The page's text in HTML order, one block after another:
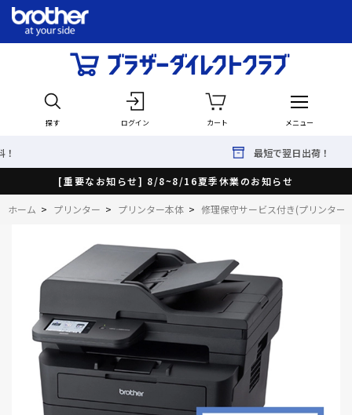
探す ログイン カート メニュー
最短で翌日出荷！
[重要なお知らせ] 8/8~8/16夏季休業のお知らせ
ホーム > プリンター > プリンター本体 > 修理保守サービス付き(プリンター